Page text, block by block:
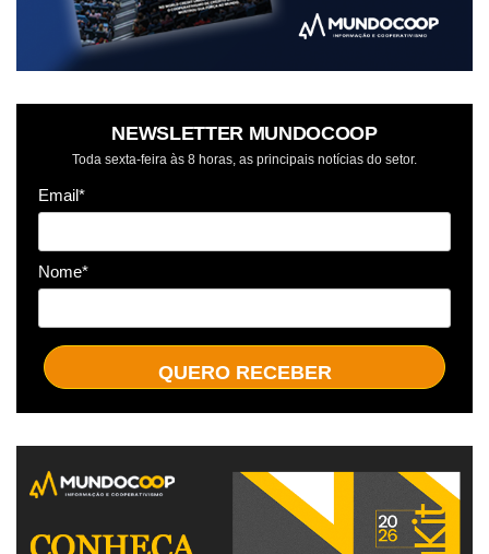
NEWSLETTER MUNDOCOOP
Toda sexta-feira às 8 horas, as principais notícias do setor.
Email*
Nome*
QUERO RECEBER